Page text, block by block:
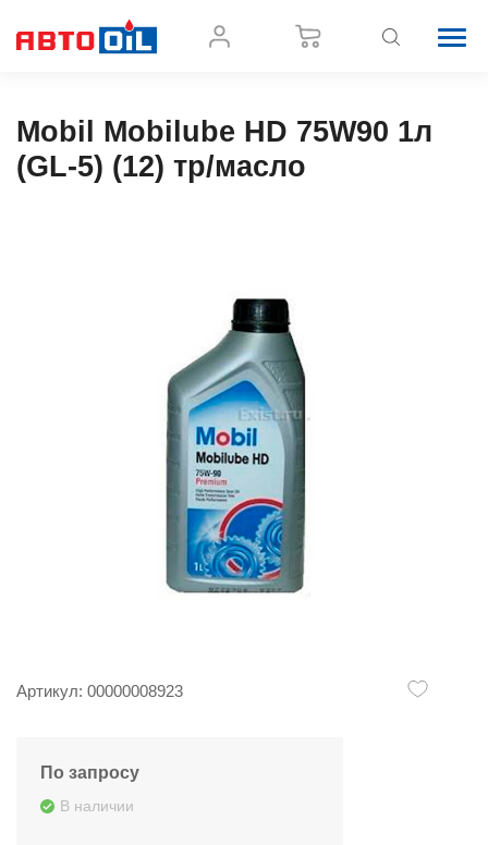
Mobil Mobilube HD 75W90 1л
(GL-5) (12) тр/масло
Артикул: 00000008923
По запросу
В наличии